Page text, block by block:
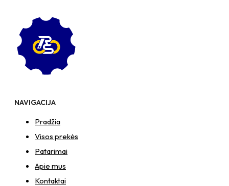
NAVIGACIJA
Pradžia
Visos prekės
Patarimai
Apie mus
Kontaktai